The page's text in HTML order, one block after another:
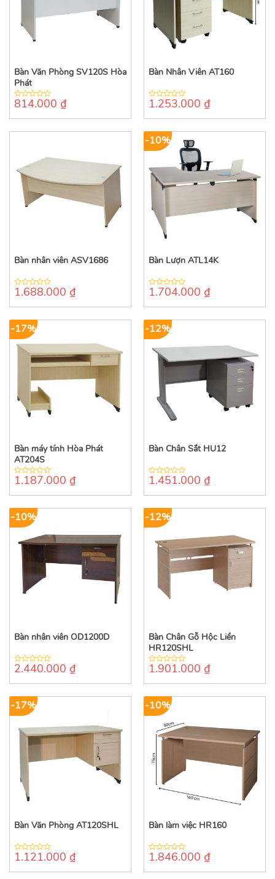
Bàn Văn Phòng SV120S Hòa
Phát
0
of
814.000 ₫
Bàn Nhân Viên AT160
0
of
1.253.000 ₫
Bàn nhân viên ASV1686
0
of
1.688.000 ₫
-10%
Bàn Lượn ATL14K
0
of
1.704.000 ₫
-17%
Bàn máy tính Hòa Phát
AT204S
0
of
1.187.000 ₫
-12%
Bàn Chân Sắt HU12
0
of
1.451.000 ₫
-10%
Bàn nhân viên OD1200D
0
of
2.440.000 ₫
-12%
Bàn Chân Gỗ Hộc Liền
HR120SHL
0
of
1.901.000 ₫
-17%
Bàn Văn Phòng AT120SHL
0
of
1.121.000 ₫
-10%
Bàn làm việc HR160
0
of
1.846.000 ₫